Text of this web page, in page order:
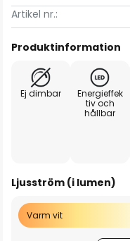
Artikel nr.:
Produktinformation
Ej dimbar
Energieffek
tiv och
hållbar
Ljusström (i lumen)
Varm vit